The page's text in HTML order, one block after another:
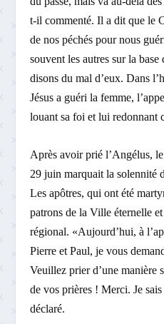
t-il commenté. Il a dit que le
de nos péchés pour nous
souvent les autres sur la base
disons du mal d’eux. Dans
Jésus a guéri la femme,
louant sa foi et lui redonnant
Après avoir prié l’Angélus,
29 juin marquait la solennité
Les apôtres, qui ont été
patrons de la Ville éternelle
régional. «Aujourd’hui, à
Pierre et Paul, je vous
Veuillez prier d’une manière
de vos prières ! Merci. Je
déclaré.